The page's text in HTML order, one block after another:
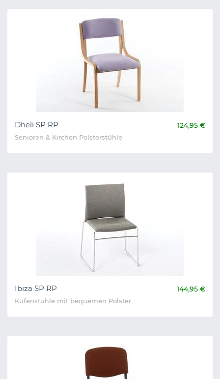
Dheli SP RP 124,95 €
Senioren & Kirchen Polsterstühle
Ibiza SP RP 144,95 €
Kufenstühle mit bequemen Polster